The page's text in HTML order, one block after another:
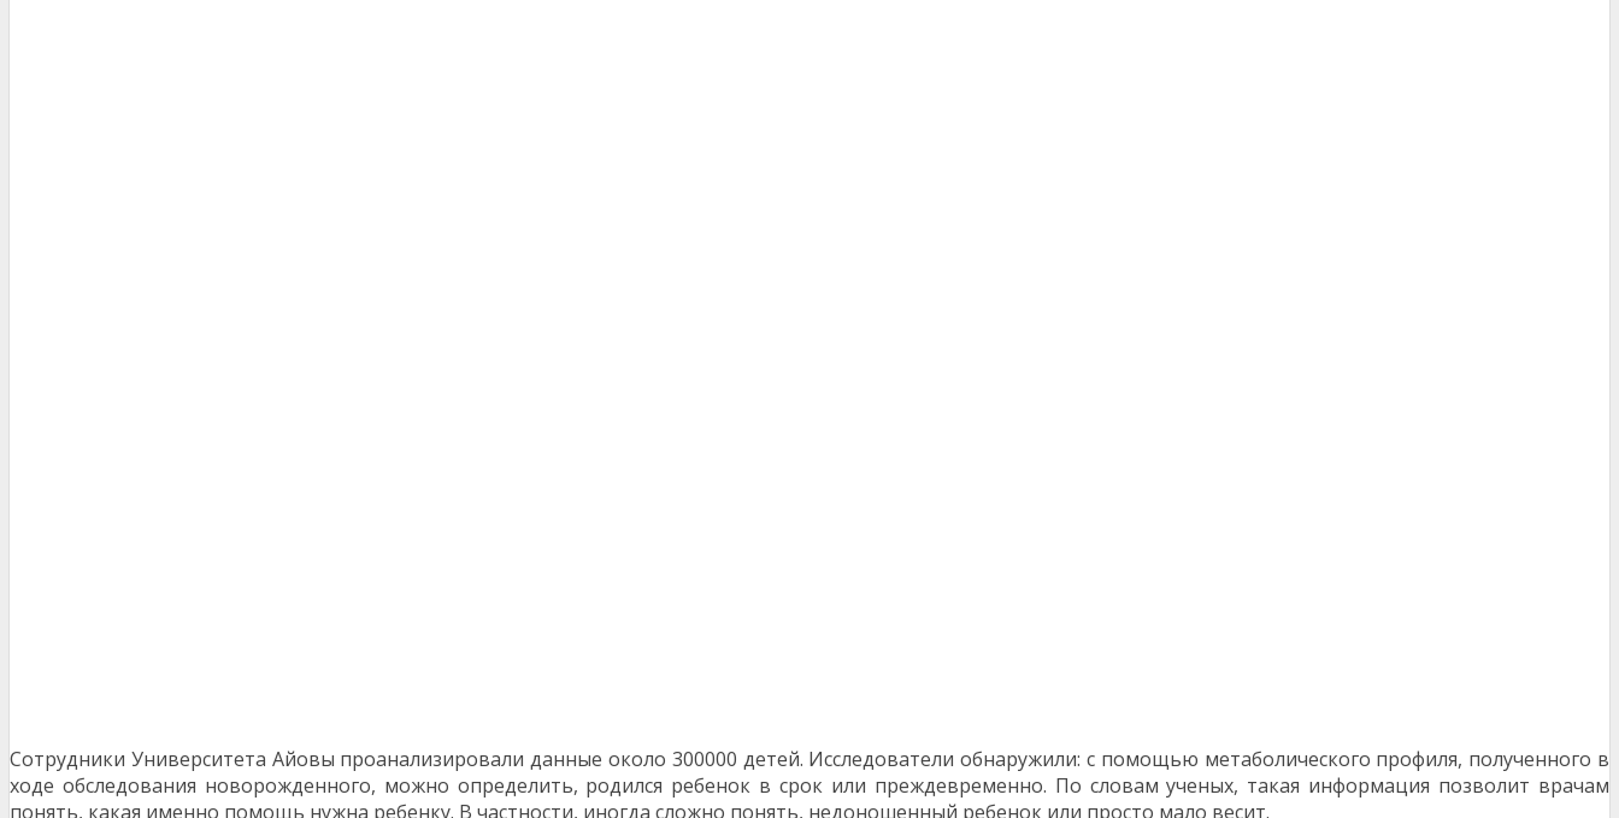
Сотрудники Университета Айовы проанализировали данные около 300000 детей. Исследователи обнаружили: с помощью метаболического профиля, полученного в
ходе обследования новорожденного, можно определить, родился ребенок в срок или преждевременно. По словам ученых, такая информация позволит врачам
понять, какая именно помощь нужна ребенку. В частности, иногда сложно понять, недоношенный ребенок или просто мало весит.